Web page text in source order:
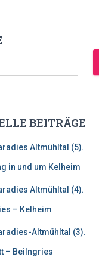
BEITRÄGE
Altmühltal (5).
in und um Kelheim
Altmühltal (4).
– Kelheim
Altmühltal (3).
– Beilngries